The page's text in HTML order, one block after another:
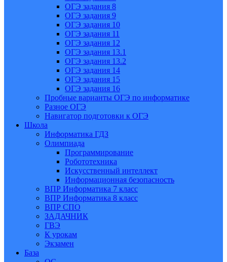
ОГЭ задания 8
ОГЭ задания 9
ОГЭ задания 10
ОГЭ задания 11
ОГЭ задания 12
ОГЭ задания 13.1
ОГЭ задания 13.2
ОГЭ задания 14
ОГЭ задания 15
ОГЭ задания 16
Пробные варианты ОГЭ по информатике
Разное ОГЭ
Навигатор подготовки к ОГЭ
Школа
Информатика ГДЗ
Олимпиада
Программирование
Робототехника
Искусственный интеллект
Информационная безопасность
ВПР Информатика 7 класс
ВПР Информатика 8 класс
ВПР СПО
ЗАДАЧНИК
ГВЭ
К урокам
Экзамен
База